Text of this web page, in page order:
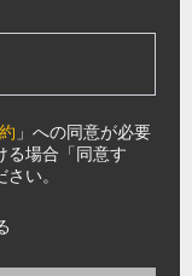
」への同意が必要
る場合「同意す
い。